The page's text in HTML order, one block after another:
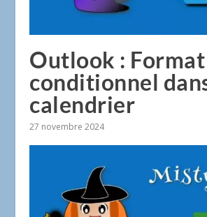
Outlook : Format
conditionnel
calendrier
27 novembre 2024